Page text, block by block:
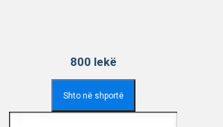
800 lekë
Shto në shportë